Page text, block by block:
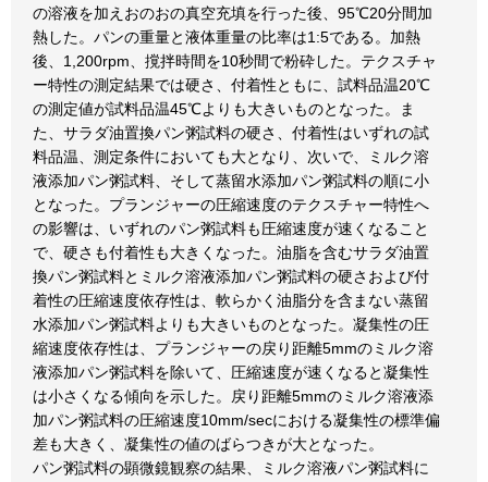
の溶液を加えおのおの真空充填を行った後、95℃20分間加
熱した。パンの重量と液体重量の比率は1:5である。加熱
後、1,200rpm、撹拌時間を10秒間で粉砕した。テクスチャ
ー特性の測定結果では硬さ、付着性ともに、試料品温20℃
の測定値が試料品温45℃よりも大きいものとなった。ま
た、サラダ油置換パン粥試料の硬さ、付着性はいずれの試
料品温、測定条件においても大となり、次いで、ミルク溶
液添加パン粥試料、そして蒸留水添加パン粥試料の順に小
となった。プランジャーの圧縮速度のテクスチャー特性へ
の影響は、いずれのパン粥試料も圧縮速度が速くなること
で、硬さも付着性も大きくなった。油脂を含むサラダ油置
換パン粥試料とミルク溶液添加パン粥試料の硬さおよび付
着性の圧縮速度依存性は、軟らかく油脂分を含まない蒸留
水添加パン粥試料よりも大きいものとなった。凝集性の圧
縮速度依存性は、プランジャーの戻り距離5mmのミルク溶
液添加パン粥試料を除いて、圧縮速度が速くなると凝集性
は小さくなる傾向を示した。戻り距離5mmのミルク溶液添
加パン粥試料の圧縮速度10mm/secにおける凝集性の標準偏
差も大きく、凝集性の値のばらつきが大となった。
パン粥試料の顕微鏡観察の結果、ミルク溶液パン粥試料に